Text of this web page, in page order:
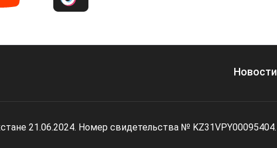
Новости
21.06.2024. Номер свидетельства № KZ31VPY00095404.